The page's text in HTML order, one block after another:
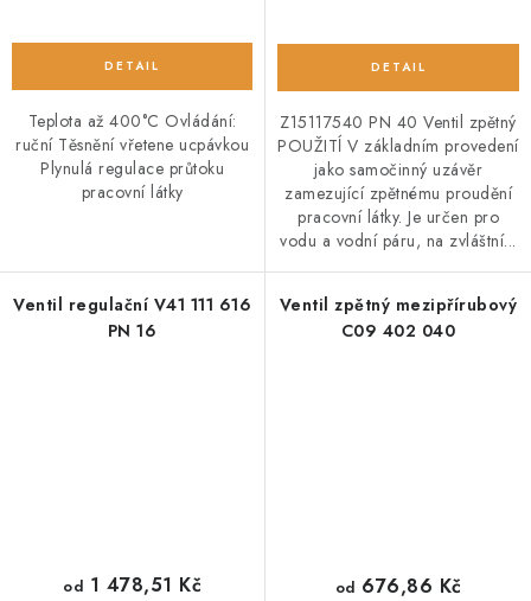
Teplota až 400°C Ovládání:
ruční Těsnění vřetene ucpávkou
Plynulá regulace průtoku
pracovní látky
Z15117540 PN 40 Ventil zpětný
POUŽITĺ V základním provedení
jako samočinný uzávěr
zamezující zpětnému proudění
pracovní látky. Je určen pro
vodu a vodní páru, na zvláštní...
Ventil regulační V41 111 616
PN 16
od 1 478,51 Kč
Ventil zpětný mezipřírubový
C09 402 040
od 676,86 Kč